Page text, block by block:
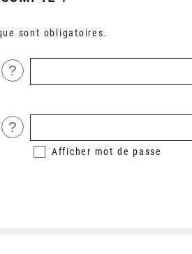
sont obligatoires.
?
?
Afficher mot de passe